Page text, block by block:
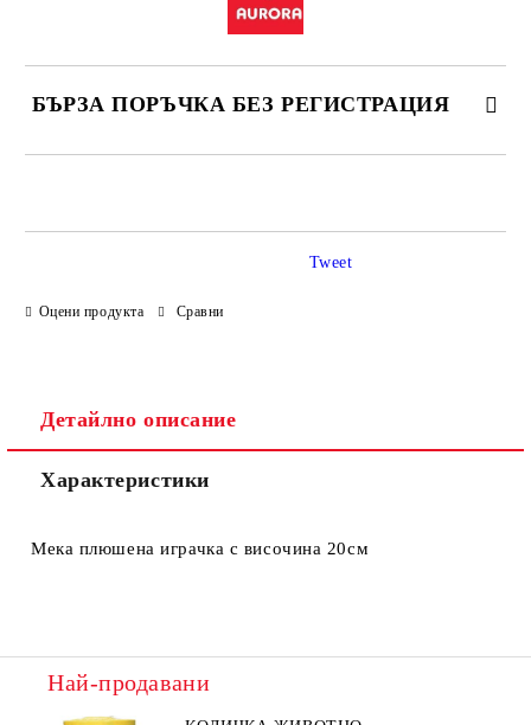
БЪРЗА ПОРЪЧКА БЕЗ РЕГИСТРАЦИЯ
Оцени продукта Сравни
Tweet
Детайлно описание
Характеристики
Мека плюшена играчка с височина 20см
Най-продавани